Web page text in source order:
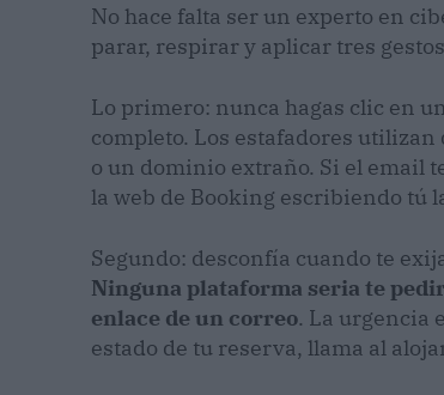
No hace falta ser un experto en
parar, respirar y aplicar tres
Lo primero: nunca hagas clic en
completo. Los estafadores
o un dominio extraño. Si el email
la web de Booking escribiendo tú
Segundo: desconfía cuando te
Ninguna plataforma seria te
enlace de un correo. La urgencia
estado de tu reserva, llama al